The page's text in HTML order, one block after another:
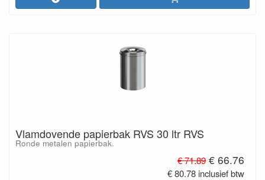
Vlamdovende papierbak RVS 30 ltr RVS
Ronde metalen papierbak.
€ 71.89 € 66.76
€ 80.78 inclusief btw